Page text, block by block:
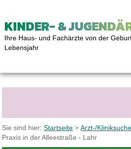
KINDER- &
Ihre Haus- und Fachärzte von der
Lebensjahr
Sie sind hier:Startseite >Arzt-/Kliniksuche
Praxis in der Alleestraße - Lahr